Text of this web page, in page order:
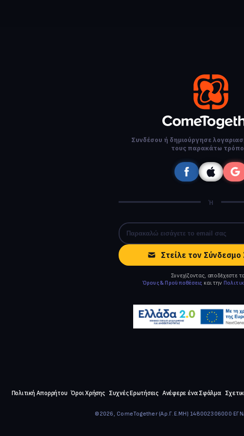
Συνδέσου ή δημιούργησε
τους παρακάτω
Ή
Στείλε τον
Συνεχίζοντας, αποδέχεστε
Όρους & Προϋποθέσεις και την
Πολιτική Απορρήτου Όροι Χρήσης Συχνές Ερωτήσεις Ανέφερε ένα Σφάλμα
©2026, ComeTogether·(Αρ.Γ.Ε.ΜΗ) 148002306000·